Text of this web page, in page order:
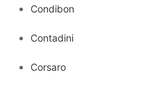
Condibon
Contadini
Corsaro